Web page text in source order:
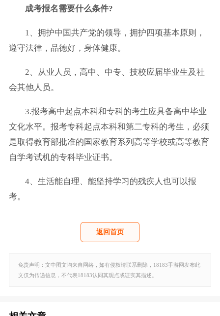
成考报名需要什么条件?
1、拥护中国共产党的领导，拥护四项基本原则，
遵守法律，品德好，身体健康。
2、从业人员，高中、中专、技校应届毕业生及社
会其他人员。
3.报考高中起点本科和专科的考生应具备高中毕业
文化水平。报考专科起点本科和第二专科的考生，必须
是取得教育部批准的国家教育系列高等学校或高等教育
自学考试机的专科毕业证书。
4、生活能自理、能坚持学习的残疾人也可以报
考。
返回首页
免责声明：文中图文均来自网络，如有侵权请联系删除，18183手游网发布此
文仅为传递信息，不代表18183认同其观点或证实其描述。